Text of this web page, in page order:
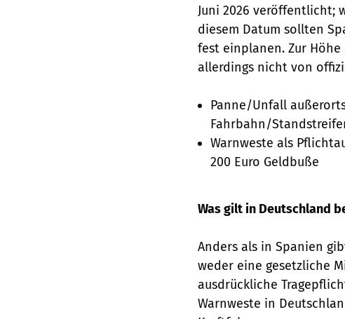
Juni 2026 veröffentlicht;
diesem Datum sollten
fest einplanen. Zur
allerdings nicht von
Panne/Unfall
Fahrbahn/
Warnweste als
200 Euro Geldbuße
Was gilt in Deutschland
Anders als in Spanien
weder eine gesetzliche
ausdrückliche
Warnweste in